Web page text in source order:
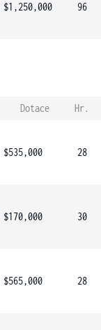
$1,250,000
96
Dotace
Hr.
$535,000
28
$170,000
30
$565,000
28